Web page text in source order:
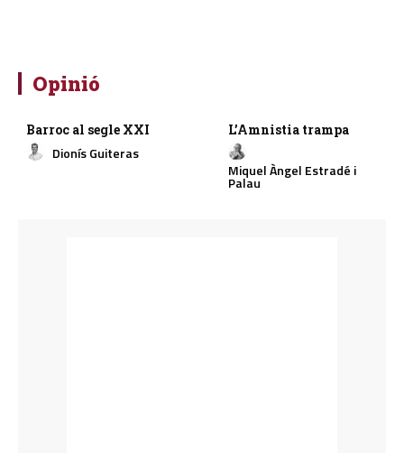
Opinió
Barroc al segle XXI
Dionís Guiteras
L’Amnistia trampa
Miquel Àngel Estradé i
Palau